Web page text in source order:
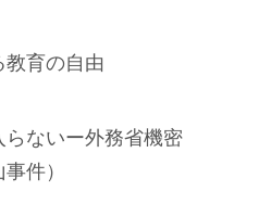
教育の自由
らないー外務省機密
件）